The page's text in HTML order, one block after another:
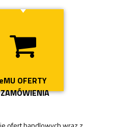
eMU OFERTY
Przycisk